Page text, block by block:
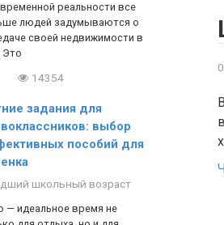
реальности все
людей задумываются о
своей недвижимости в
Это
14354
задания для
выбор
пособий для
школьный возраст
— идеальное время не